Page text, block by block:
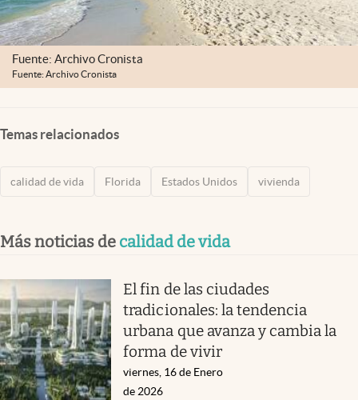
Fuente: Archivo Cronista
Fuente: Archivo Cronista
Temas relacionados
calidad de vida Florida Estados Unidos vivienda
Más noticias de calidad de vida
El fin de las ciudades
tradicionales: la tendencia
urbana que avanza y cambia la
forma de vivir
viernes, 16 de Enero
de 2026